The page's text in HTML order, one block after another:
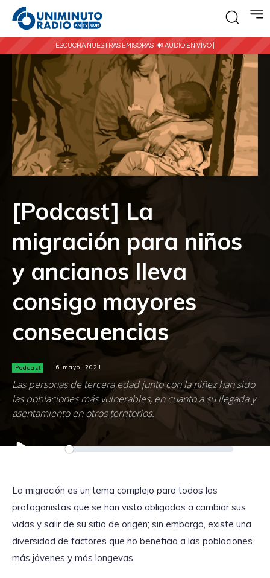
ESCUCHA NUESTRAS EMISORAS: 🔊 AUDIO EN VIVO |
[Podcast] La
migración para niños
y ancianos lleva
consigo mayores
consecuencias
Podcast 6 mayo, 2021
Las personas de tercera edad junto con la niñez han sido
las poblaciones más vulnerables, en cuanto a su llegada y
asentamiento en otros territorios.
Reproductor
00:00 00:00
La migración es un tema complejo para todos los
protagonistas que se han visto obligados a cambiar sus
vidas y salir de su sitio de origen; sin embargo, existe una
diversidad de factores que no beneficia a las poblaciones
más jóvenes y más longevas.